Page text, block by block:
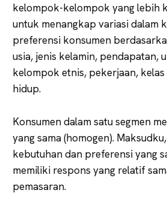
kelompok-kelompok yang lebih
untuk menangkap variasi dalam
preferensi konsumen
usia, jenis kelamin, pendapatan,
kelompok etnis, pekerjaan, kelas
hidup.
Konsumen dalam satu segmen
yang sama (homogen).
kebutuhan dan preferensi yang
memiliki respons yang relatif
pemasaran.